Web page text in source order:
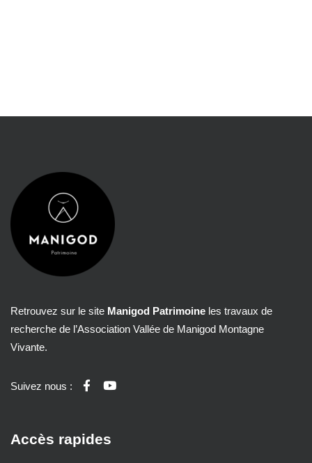
Retrouvez sur le site Manigod Patrimoine les travaux de
recherche de l’Association Vallée de Manigod Montagne
Vivante.
Suivez nous :
Accès rapides